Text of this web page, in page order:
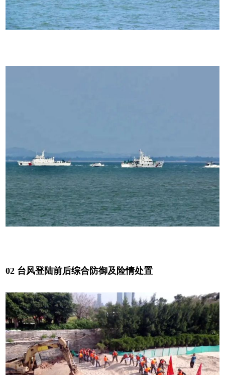
02 台风登陆前后综合防御及险情处置